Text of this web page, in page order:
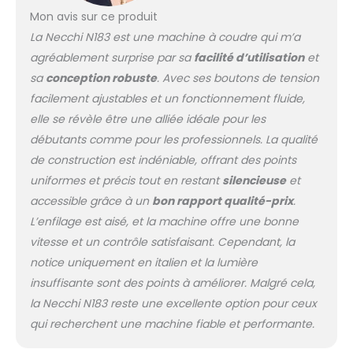
Mon avis sur ce produit
La Necchi N183 est une machine à coudre qui m’a
agréablement surprise par sa facilité d’utilisationet
sa conception robuste. Avec ses boutons de tension
facilement ajustables et un fonctionnement fluide,
elle se révèle être une alliée idéale pour les
débutants comme pour les professionnels. La qualité
de construction est indéniable, offrant des points
uniformes et précis tout en restantsilencieuseet
accessible grâce à un bon rapport qualité-prix.
L’enfilage est aisé, et la machine offre une bonne
vitesse et un contrôle satisfaisant. Cependant, la
notice uniquement en italien et la lumière
insuffisante sont des points à améliorer. Malgré cela,
la Necchi N183 reste une excellente option pour ceux
qui recherchent une machine fiable et performante.